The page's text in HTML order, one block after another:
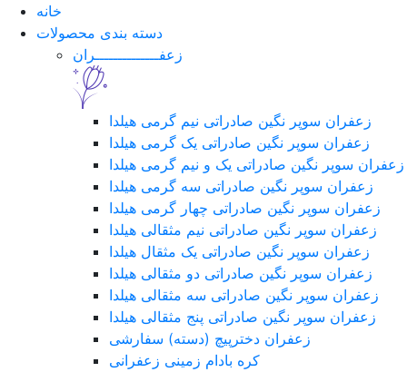
خانه
دسته بندی محصولات
زعفــــــــــــــران
زعفران سوپر نگین صادراتی نیم گرمی هیلدا
زعفران سوپر نگین صادراتی یک گرمی هیلدا
زعفران سوپر نگین صادراتی یک و نیم گرمی هیلدا
زعفران سوپر نگین صادراتی سه گرمی هیلدا
زعفران سوپر نگین صادراتی چهار گرمی هیلدا
زعفران سوپر نگین صادراتی نیم مثقالی هیلدا
زعفران سوپر نگین صادراتی یک مثقال هیلدا
زعفران سوپر نگین صادراتی دو مثقالی هیلدا
زعفران سوپر نگین صادراتی سه مثقالی هیلدا
زعفران سوپر نگین صادراتی پنج مثقالی هیلدا
زعفران دخترپیچ (دسته) سفارشی
کره بادام زمینی زعفرانی